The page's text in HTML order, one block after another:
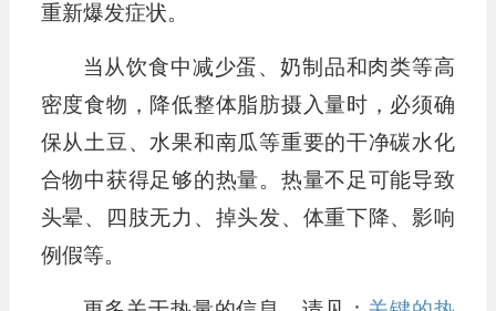
重新爆发症状。
当从饮食中减少蛋、奶制品和肉类等高
密度食物，降低整体脂肪摄入量时，必须确
保从土豆、水果和南瓜等重要的干净碳水化
合物中获得足够的热量。热量不足可能导致
头晕、四肢无力、掉头发、体重下降、影响
例假等。